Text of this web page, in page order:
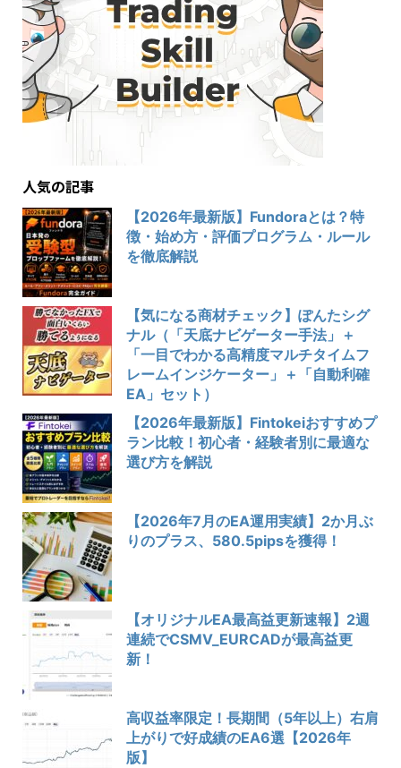
人気の記事
【2026年最新版】Fundoraとは？特
徴・始め方・評価プログラム・ルール
を徹底解説
【気になる商材チェック】ぽんたシグ
ナル（「天底ナビゲーター手法」＋
「一目でわかる高精度マルチタイムフ
レームインジケーター」＋「自動利確
EA」セット）
【2026年最新版】Fintokeiおすすめプ
ラン比較！初心者・経験者別に最適な
選び方を解説
【2026年7月のEA運用実績】2か月ぶ
りのプラス、580.5pipsを獲得！
【オリジナルEA最高益更新速報】2週
連続でCSMV_EURCADが最高益更
新！
高収益率限定！長期間（5年以上）右肩
上がりで好成績のEA6選【2026年
版】